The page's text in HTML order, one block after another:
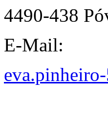
4490-438
E-Mail: